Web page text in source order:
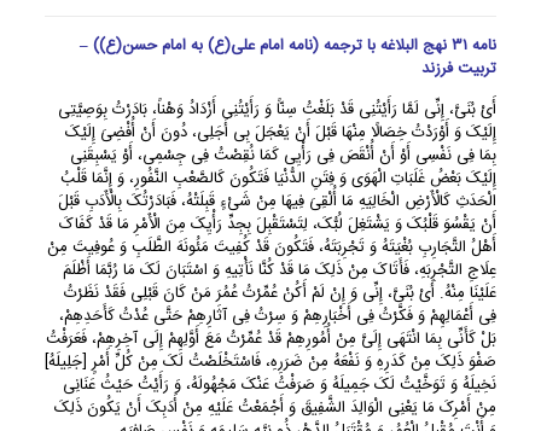
نامه ۳۱ نهج البلاغه با ترجمه (نامه امام علی(ع) به امام حسن(ع)) –
تربیت فرزند
أَیْ بُنَیَّ، إِنِّی لَمَّا رَأَیْتُنِی قَدْ بَلَغْتُ سِنّاً وَ رَأَیْتُنِی أَزْدَادُ وَهْناً، بَادَرْتُ بِوَصِیَّتِی
إِلَیْکَ وَ أَوْرَدْتُ خِصَالًا مِنْهَا قَبْلَ أَنْ یَعْجَلَ بِی أَجَلِی، دُونَ أَنْ أُفْضِیَ إِلَیْکَ
بِمَا فِی نَفْسِی أَوْ أَنْ أُنْقَصَ فِی رَأْیِی کَمَا نُقِصْتُ فِی جِسْمِی، أَوْ یَسْبِقَنِی
إِلَیْکَ بَعْضُ غَلَبَاتِ الْهَوَى وَ فِتَنِ الدُّنْیَا فَتَکُونَ کَالصَّعْبِ النَّفُورِ، وَ إِنَّمَا قَلْبُ
الْحَدَثِ کَالْأَرْضِ الْخَالِیَهِ مَا أُلْقِیَ فِیهَا مِنْ شَیْءٍ قَبِلَتْهُ، فَبَادَرْتُکَ بِالْأَدَبِ قَبْلَ
أَنْ یَقْسُوَ قَلْبُکَ وَ یَشْتَغِلَ لُبُّکَ، لِتَسْتَقْبِلَ بِجِدِّ رَأْیِکَ مِنَ الْأَمْرِ مَا قَدْ کَفَاکَ
أَهْلُ التَّجَارِبِ بُغْیَتَهُ وَ تَجْرِبَتَهُ، فَتَکُونَ قَدْ کُفِیتَ مَئُونَهَ الطَّلَبِ وَ عُوفِیتَ مِنْ
عِلَاجِ التَّجْرِبَهِ، فَأَتَاکَ مِنْ ذَلِکَ مَا قَدْ کُنَّا نَأْتِیهِ وَ اسْتَبَانَ لَکَ مَا رُبَّمَا أَظْلَمَ
عَلَیْنَا مِنْهُ. أَیْ بُنَیَّ، إِنِّی وَ إِنْ لَمْ أَکُنْ عُمِّرْتُ عُمُرَ مَنْ کَانَ قَبْلِی فَقَدْ نَظَرْتُ
فِی أَعْمَالِهِمْ وَ فَکَّرْتُ فِی أَخْبَارِهِمْ وَ سِرْتُ فِی آثَارِهِمْ حَتَّى عُدْتُ کَأَحَدِهِمْ،
بَلْ کَأَنِّی بِمَا انْتَهَى إِلَیَّ مِنْ أُمُورِهِمْ قَدْ عُمِّرْتُ مَعَ أَوَّلِهِمْ إِلَى آخِرِهِمْ، فَعَرَفْتُ
صَفْوَ ذَلِکَ مِنْ کَدَرِهِ وَ نَفْعَهُ مِنْ ضَرَرِهِ، فَاسْتَخْلَصْتُ لَکَ مِنْ کُلِّ أَمْرٍ [جَلِیلَهُ]
نَخِیلَهُ وَ تَوَخَّیْتُ لَکَ جَمِیلَهُ وَ صَرَفْتُ عَنْکَ مَجْهُولَهُ، وَ رَأَیْتُ حَیْثُ عَنَانِی
مِنْ أَمْرِکَ مَا یَعْنِی الْوَالِدَ الشَّفِیقَ وَ أَجْمَعْتُ عَلَیْهِ مِنْ أَدَبِکَ أَنْ یَکُونَ ذَلِکَ